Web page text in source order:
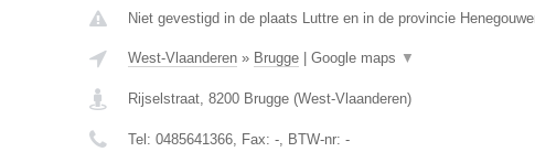
Niet gevestigd in de plaats Luttre en in de provincie
West-Vlaanderen» Brugge| Google maps ▼
Rijselstraat, 8200 Brugge(West-Vlaanderen)
Tel: 0485641366, Fax: -, BTW-nr: -